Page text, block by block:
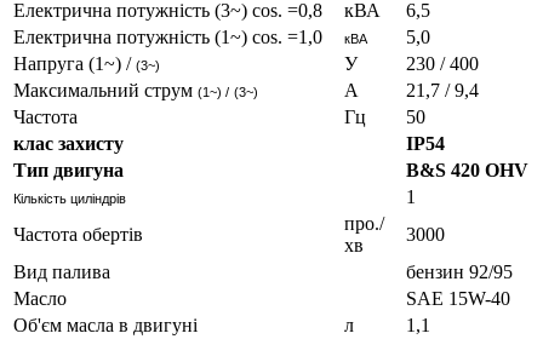
Електрична потужність (3~) cos. =0,8
кВА
6,5
Електрична потужність (1~) cos. =1,0
кВА
5,0
Напруга (1~) / (3~) У
230 / 400
Максимальний струм (1~) / (3~) A
21,7 / 9,4
Частота
Гц
50
клас захисту
IP54
Тип двигуна
B&S 420 OHV
Кількість циліндрів
1
Частота обертів
про./
хв
3000
Вид палива
бензин 92/95
Масло
SAE 15W-40
Об'єм масла в двигуні
л
1,1